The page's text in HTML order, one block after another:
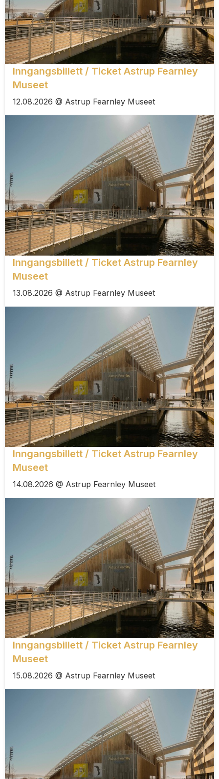
Inngangsbillett / Ticket Astrup Fearnley
Museet
12.08.2026 @ Astrup Fearnley Museet
Inngangsbillett / Ticket Astrup Fearnley
Museet
13.08.2026 @ Astrup Fearnley Museet
Inngangsbillett / Ticket Astrup Fearnley
Museet
14.08.2026 @ Astrup Fearnley Museet
Inngangsbillett / Ticket Astrup Fearnley
Museet
15.08.2026 @ Astrup Fearnley Museet